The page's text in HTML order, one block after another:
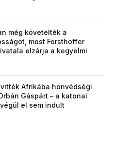
még követelték a
most Forsthoffer
elzárja a kegyelmi
Afrikába honvédségi
Gáspárt – a katonai
el sem indult